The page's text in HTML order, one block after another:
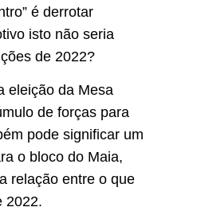
é derrotar
isto não seria
de 2022?
eleição da Mesa
de forças para
pode significar um
o bloco do Maia,
relação entre o que
2022.